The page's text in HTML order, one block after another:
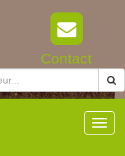
Contact